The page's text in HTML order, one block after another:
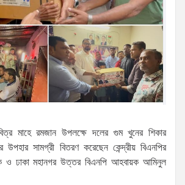
মাহে রমজান উপলক্ষে দলের গুম খুনের শিকার
উপহার সামগ্রী বিতরণ করেছেন কেন্দ্রীয় বিএনপির
ও ঢাকা মহানগর উত্তর বিএনপি আহবায়ক আমিনুল